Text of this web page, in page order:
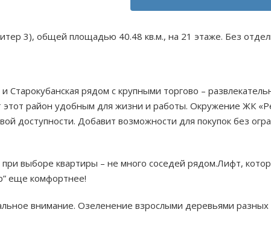
3), общей площадью 40.48 кв.м., на 21 этаже. Без
Старокубанская рядом с крупными торгово –
этот район удобным для жизни и работы. Окружение ЖК
доступности. Добавит возможности для покупок без
выборе квартиры – не много соседей рядом.Лифт,
еще комфортнее!
внимание. Озеленение взрослыми деревьями